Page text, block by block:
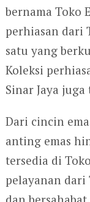
bernama Toko
perhiasan dari
satu yang
Koleksi
Sinar Jaya
Dari cincin
anting emas
tersedia di
pelayanan dari